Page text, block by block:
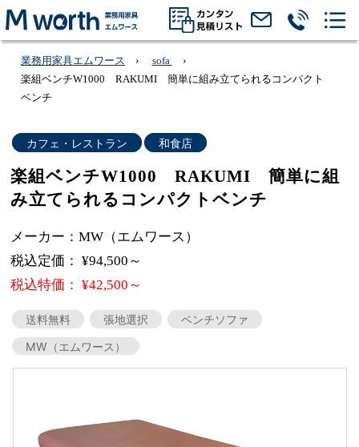
業務用家具エムワース
sofa
楽組ベンチW1000 RAKUMI 簡単に組み立てられるコンパクト
ベンチ
カフェ・レストラン 和食店
楽組ベンチW1000 RAKUMI 簡単に組
み立てられるコンパクトベンチ
メーカー：MW（エムワース）
税込定価： ¥94,500～
税込特価： ¥42,500～
送料無料 張地選択
ベンチソファ
MW（エムワース）